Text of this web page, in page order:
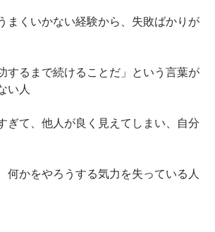
まくいかない経験から、失敗ばかりが
するまで続けることだ」という言葉が
い人
ぎて、他人が良く見えてしまい、自分
何かをやろうする気力を失っている人